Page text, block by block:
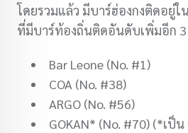
โดยรวมแล้ว มีบาร์ฮ่องกงติดอยู่
ที่มีบาร์ท้องถิ่นติดอันดับเพิ่มอีก 3
Bar Leone (No. #1)
COA (No. #38)
ARGO (No. #56)
GOKAN* (No. #70) (*เป็